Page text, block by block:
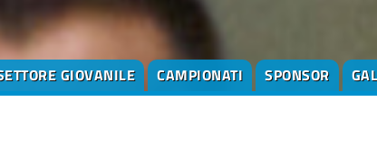
GIOVANILE CAMPIONATI SPONSOR